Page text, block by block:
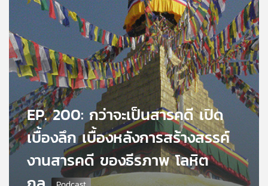
เพลง
บทความ
ข่าว
และ
กิจกรรม
เกี่ยว
EP. 200: กว่าจะเป็นสารคดี เปิด
เบื้องลึก เบื้องหลังการสร้างสรรค์
งานสารคดี ของธีรภาพ โลหิต